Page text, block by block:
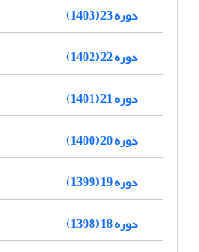
دوره 23 (1403)
دوره 22 (1402)
دوره 21 (1401)
دوره 20 (1400)
دوره 19 (1399)
دوره 18 (1398)